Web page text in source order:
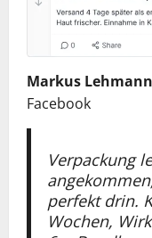
Markus
Facebook
Verpackung
perfekt drin.
Wochen,